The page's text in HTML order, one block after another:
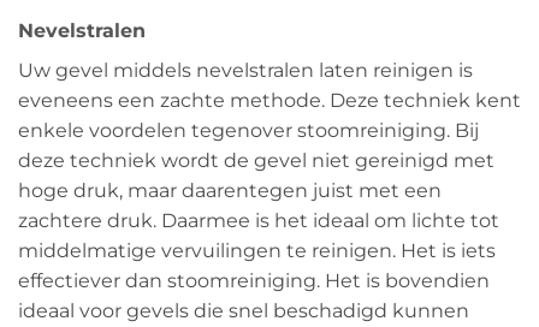
Nevelstralen
Uw gevel middels nevelstralen laten reinigen is
eveneens een zachte methode. Deze techniek kent
enkele voordelen tegenover stoomreiniging. Bij
deze techniek wordt de gevel niet gereinigd met
hoge druk, maar daarentegen juist met een
zachtere druk. Daarmee is het ideaal om lichte tot
middelmatige vervuilingen te reinigen. Het is iets
effectiever dan stoomreiniging. Het is bovendien
ideaal voor gevels die snel beschadigd kunnen